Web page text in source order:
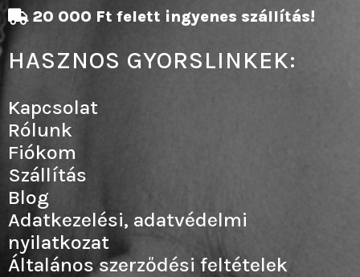
20 000 Ft felett ingyenes szállítás!
HASZNOS GYORSLINKEK:
Kapcsolat
Rólunk
Fiókom
Szállítás
Blog
Adatkezelési, adatvédelmi
nyilatkozat
Általános szerződési feltételek